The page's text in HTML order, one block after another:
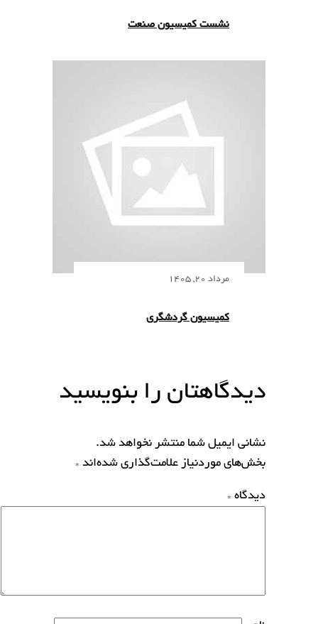
نشست کمیسیون صنعت
مرداد 20, 1405
کمیسیون گردشگری
دیدگاهتان را بنویسید
نشانی ایمیل شما منتشر نخواهد شد.
بخش‌های موردنیاز علامت‌گذاری شده‌اند *
دیدگاه *